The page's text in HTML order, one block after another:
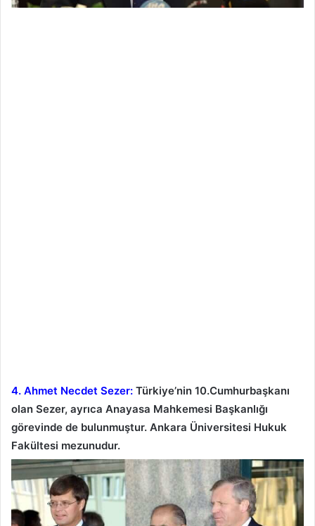
4. Ahmet Necdet Sezer: Türkiye’nin 10.Cumhurbaşkanı
olan Sezer, ayrıca Anayasa Mahkemesi Başkanlığı
görevinde de bulunmuştur. Ankara Üniversitesi Hukuk
Fakültesi mezunudur.